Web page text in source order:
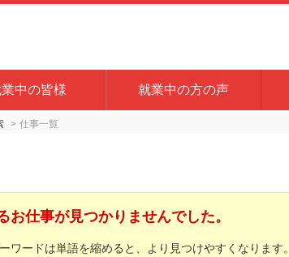
中の皆様 就業中の方の声
仕事一覧
お仕事が見つかりませんでした。
ードは単語を縮めると、より見つけやすくなります。